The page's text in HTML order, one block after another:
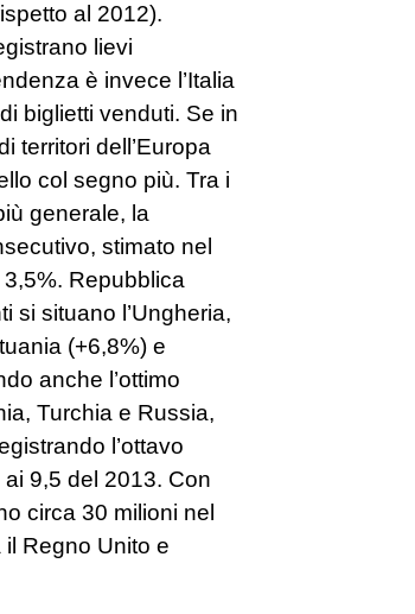
al 2012).
lievi
è invece l’Italia
biglietti venduti. Se in
territori dell’Europa
col segno più. Tra i
generale, la
stimato nel
Repubblica
si situano l’Ungheria,
(+6,8%) e
anche l’ottimo
Turchia e Russia,
l’ottavo
9,5 del 2013. Con
circa 30 milioni nel
Regno Unito e